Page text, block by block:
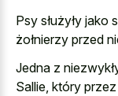
Psy służyły jako
żołnierzy przed
Jedna z
Sallie, który